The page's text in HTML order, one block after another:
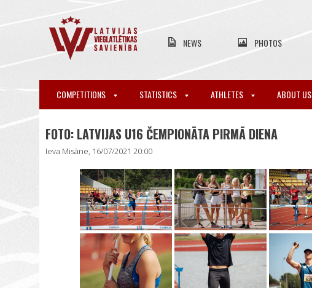
NEWS PHOTOS
COMPETITIONS STATISTICS ATHLETES ABOUT US
FOTO: LATVIJAS U16 ČEMPIONĀTA PIRMĀ DIENA
Ieva Misāne, 16/07/2021 20:00